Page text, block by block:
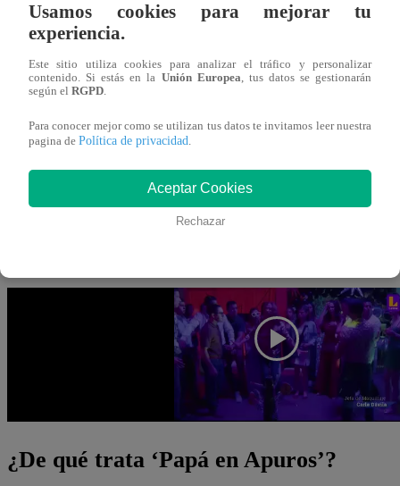
y le propinó un puñetazo en la cara.
El estudiante de la Marina le reclamó a su amigo por
no ibas a meterte con mi hermana”. En tanto, Cristóbal,
con él y le pidió que no se meta en su vida.
Puedes ver la escena completa de “Papá en
¿De qué trata ‘Papá en Apuros’?
Usamos cookies para mejorar tu
experiencia.
Este sitio utiliza cookies para analizar el tráfico y personalizar
contenido. Si estás en la Unión Europea, tus datos se gestionarán
según el RGPD.
Para conocer mejor como se utilizan tus datos te invitamos leer nuestra
pagina de Política de privacidad.
Aceptar Cookies
Rechazar